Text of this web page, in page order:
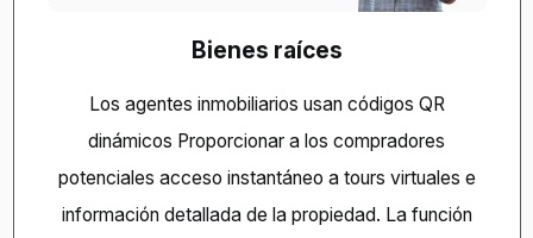
Bienes raíces
Los agentes inmobiliarios usan códigos QR
dinámicos Proporcionar a los compradores
potenciales acceso instantáneo a tours virtuales e
información detallada de la propiedad. La función